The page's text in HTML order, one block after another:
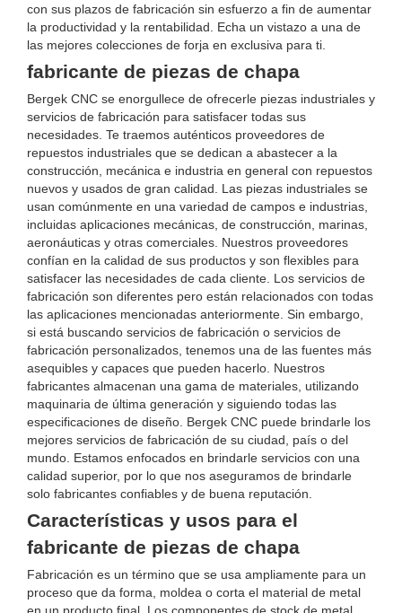
con sus plazos de fabricación sin esfuerzo a fin de aumentar
la productividad y la rentabilidad. Echa un vistazo a una de
las mejores colecciones de forja en exclusiva para ti.
fabricante de piezas de chapa
Bergek CNC se enorgullece de ofrecerle piezas industriales y
servicios de fabricación para satisfacer todas sus
necesidades. Te traemos auténticos proveedores de
repuestos industriales que se dedican a abastecer a la
construcción, mecánica e industria en general con repuestos
nuevos y usados ​​de gran calidad. Las piezas industriales se
usan comúnmente en una variedad de campos e industrias,
incluidas aplicaciones mecánicas, de construcción, marinas,
aeronáuticas y otras comerciales. Nuestros proveedores
confían en la calidad de sus productos y son flexibles para
satisfacer las necesidades de cada cliente. Los servicios de
fabricación son diferentes pero están relacionados con todas
las aplicaciones mencionadas anteriormente. Sin embargo,
si está buscando servicios de fabricación o servicios de
fabricación personalizados, tenemos una de las fuentes más
asequibles y capaces que pueden hacerlo. Nuestros
fabricantes almacenan una gama de materiales, utilizando
maquinaria de última generación y siguiendo todas las
especificaciones de diseño. Bergek CNC puede brindarle los
mejores servicios de fabricación de su ciudad, país o del
mundo. Estamos enfocados en brindarle servicios con una
calidad superior, por lo que nos aseguramos de brindarle
solo fabricantes confiables y de buena reputación.
Características y usos para el
fabricante de piezas de chapa
Fabricación es un término que se usa ampliamente para un
proceso que da forma, moldea o corta el material de metal